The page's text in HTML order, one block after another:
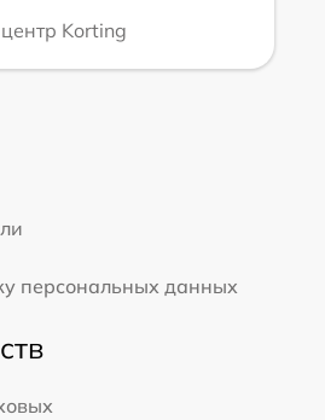
Korting
персональных данных